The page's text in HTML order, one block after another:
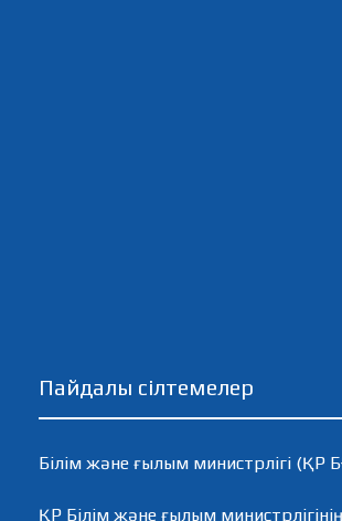
Пайдалы сілтемелер
Білім және ғылым министрлігі (ҚР
ҚР Білім және ғылым